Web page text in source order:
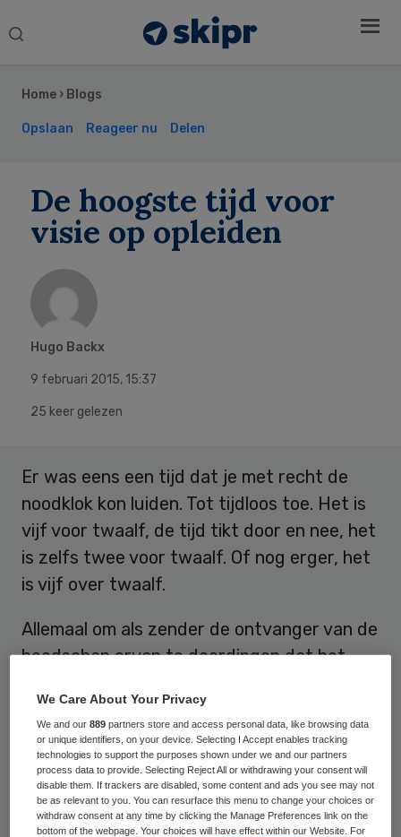
Search
Home › Blogs
Opslaan Reageer nu Delen
De hoogste tijd voor
visie op opleiden
Hugo Backx
9 februari 2015, 15:37
25 keer gelezen
Er was eens een tijd dat je met recht de
noodklok kon luiden. Tot tijdloos toe. Het is
vijf voor twaalf, de tijd tikt door en nee, het
is zelfs twee voor twaalf. Of nog erger, het
is vijf over twaalf.
Allemaal om als zender de ontvanger van de
boodschap ervan te doordingen dat het
eigenlijk al te laat is en er op dit moment
actie ondernomen moet worden. We
(h)erkennen het allemaal en ik zal de laatste
zijn om te zeggen dat ik nooit wat op die
manier aan de grote klok heb gehangen.
Sidebar
We Care About Your Privacy
We and our889 partners store and access personal data, like browsing data
or unique identifiers, on your device. Selecting I Accept enables tracking
technologies to support the purposes shown under we and our partners
process data to provide. Selecting Reject All or withdrawing your consent will
disable them. If trackers are disabled, some content and ads you see may not
be as relevant to you. You can resurface this menu to change your choices or
withdraw consent at any time by clicking the Manage Preferences link on the
bottom of the webpage. Your choices will have effect within our Website. For